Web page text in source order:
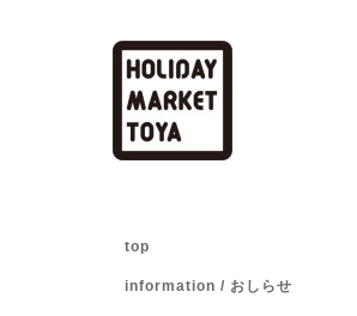
top
information / おしらせ